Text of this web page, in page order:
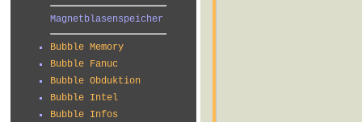
Magnetblasenspeicher
Bubble Memory
Bubble Fanuc
Bubble Obduktion
Bubble Intel
Bubble Infos